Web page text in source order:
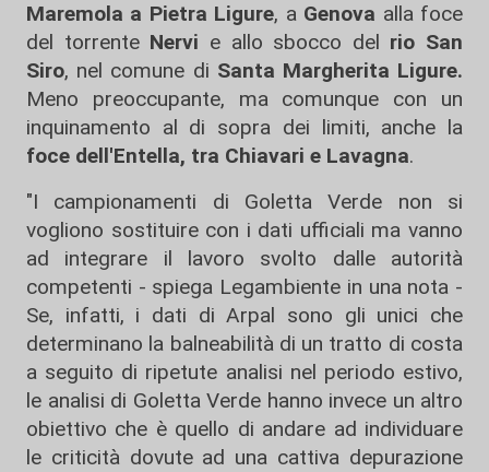
Maremola a Pietra Ligure, a Genova alla foce
del torrente Nervi e allo sbocco del rio San
Siro, nel comune di Santa Margherita Ligure.
Meno preoccupante, ma comunque con un
inquinamento al di sopra dei limiti, anche la
foce dell'Entella, tra Chiavari e Lavagna.
"I campionamenti di Goletta Verde non si
vogliono sostituire con i dati ufficiali ma vanno
ad integrare il lavoro svolto dalle autorità
competenti - spiega Legambiente in una nota -
Se, infatti, i dati di Arpal sono gli unici che
determinano la balneabilità di un tratto di costa
a seguito di ripetute analisi nel periodo estivo,
le analisi di Goletta Verde hanno invece un altro
obiettivo che è quello di andare ad individuare
le criticità dovute ad una cattiva depurazione